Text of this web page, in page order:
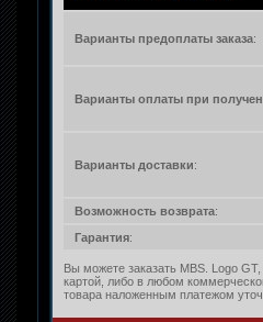
Варианты предоплаты заказа:
Варианты оплаты при
Варианты доставки:
Возможность возврата:
Гарантия:
Вы можете заказать MBS. Logo
картой, либо в любом
товара наложенным платежом